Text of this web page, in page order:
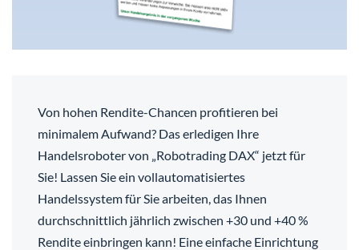
Von hohen Rendite-Chancen profitieren bei
minimalem Aufwand? Das erledigen Ihre
Handelsroboter von „Robotrading DAX“ jetzt für
Sie! Lassen Sie ein vollautomatisiertes
Handelssystem für Sie arbeiten, das Ihnen
durchschnittlich jährlich zwischen +30 und +40 %
Rendite einbringen kann! Eine einfache Einrichtung